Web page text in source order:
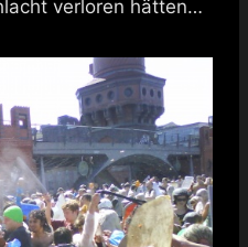
verloren hätten…